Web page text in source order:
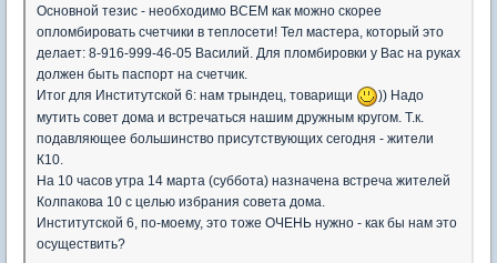
Основной тезис - необходимо ВСЕМ как можно скорее
опломбировать счетчики в теплосети! Тел мастера, который это
делает: 8-916-999-46-05 Василий. Для пломбировки у Вас на руках
должен быть паспорт на счетчик.
Итог для Институтской 6: нам трындец, товарищи
)) Надо
мутить совет дома и встречаться нашим дружным кругом. Т.к.
подавляющее большинство присутствующих сегодня - жители
К10.
На 10 часов утра 14 марта (суббота) назначена встреча жителей
Колпакова 10 с целью избрания совета дома.
Институтской 6, по-моему, это тоже ОЧЕНЬ нужно - как бы нам это
осуществить?